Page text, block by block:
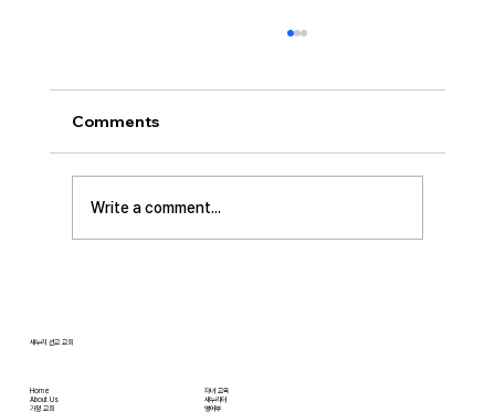
• 서대석 목자 단기 선교 8월 1일부터 13일까지
이스라엘 단기 선교를 다녀옵니다. 관심과 기도
부탁 드립니다. • 가정교회 평신도 세미나 등록
평신도 세미나가 어스틴 늘푸른교회에서 9월 25
일부터 27일까지 있습니다. 등록마감은 8월 7일
Comments
Write a comment...
Home
About Us
​가정 교회
자녀 교육
새누리터
영어부
새누리 선교 교회